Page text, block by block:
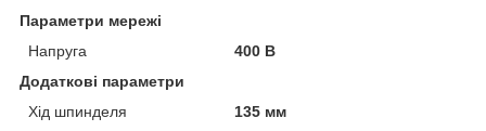
Параметри мережі
Напруга
400 В
Додаткові параметри
Хід шпинделя
135 мм